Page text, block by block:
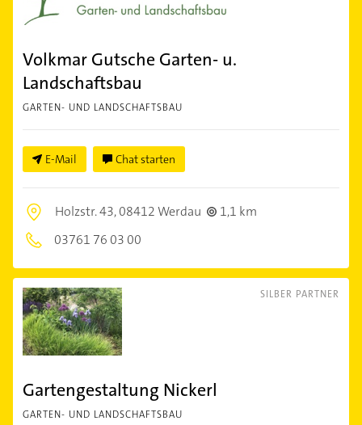
Volkmar Gutsche Garten- u.
Landschaftsbau
GARTEN- UND LANDSCHAFTSBAU
E-Mail Chat starten
Holzstr. 43,08412 Werdau
1,1 km
03761 76 03 00
SILBER PARTNER
Gartengestaltung Nickerl
GARTEN- UND LANDSCHAFTSBAU